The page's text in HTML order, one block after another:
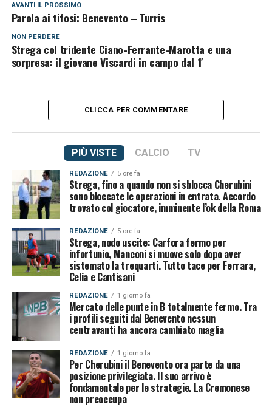
AVANTI IL ​​PROSSIMO
Parola ai tifosi: Benevento – Turris
NON PERDERE
Strega col tridente Ciano-Ferrante-Marotta e una
sorpresa: il giovane Viscardi in campo dal 1′
CLICCA PER COMMENTARE
PIÙ VISTE CALCIO TV
REDAZIONE 5 ore fa
Strega, fino a quando non si sblocca Cherubini
sono bloccate le operazioni in entrata. Accordo
trovato col giocatore, imminente l’ok della Roma
REDAZIONE 5 ore fa
Strega, nodo uscite: Carfora fermo per
infortunio, Manconi si muove solo dopo aver
sistemato la trequarti. Tutto tace per Ferrara,
Celia e Cantisani
REDAZIONE 1 giorno fa
Mercato delle punte in B totalmente fermo. Tra
i profili seguiti dal Benevento nessun
centravanti ha ancora cambiato maglia
REDAZIONE 1 giorno fa
Per Cherubini il Benevento ora parte da una
posizione privilegiata. Il suo arrivo è
fondamentale per le strategie. La Cremonese
non preoccupa